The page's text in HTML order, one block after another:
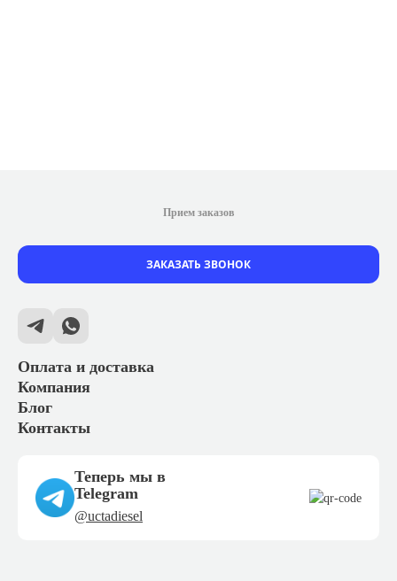
Оплата и доставка
Компания
Блог
Контакты
Прием заказов
ЗАКАЗАТЬ ЗВОНОК
Теперь мы в
Telegram
@uctadiesel